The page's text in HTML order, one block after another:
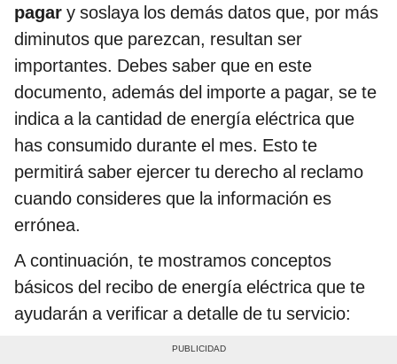
pagar y soslaya los demás datos que, por más
diminutos que parezcan, resultan ser
importantes. Debes saber que en este
documento, además del importe a pagar, se te
indica a la cantidad de energía eléctrica que
has consumido durante el mes. Esto te
permitirá saber ejercer tu derecho al reclamo
cuando consideres que la información es
errónea.
A continuación, te mostramos conceptos
básicos del recibo de energía eléctrica que te
ayudarán a verificar a detalle de tu servicio: